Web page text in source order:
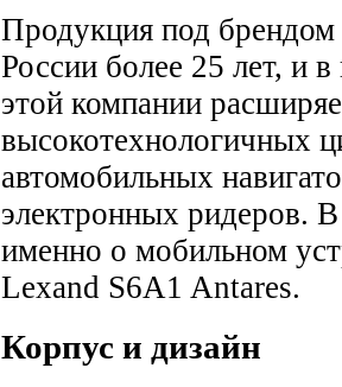
Продукция под брендом
России более 25 лет, и
этой компании
высокотехнологичных
автомобильных
электронных ридеров.
именно о мобильном
Lexand S6A1 Antares.
Корпус и дизайн